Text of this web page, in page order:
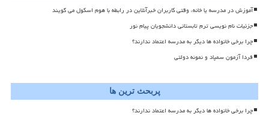
آموزش در مدرسه یا خانه، وقتی کاربران خبرآنلاین در رابطه با هوم اسکول می گویند
جزئیات نام نویسی ترم تابستانی دانشجویان پیام نور
چرا برخی خانواده ها دیگر به مدرسه اعتماد ندارند؟
فردا آزمون سمپاد و نمونه دولتی
پربحث ترین ها
چرا برخی خانواده ها دیگر به مدرسه اعتماد ندارند؟